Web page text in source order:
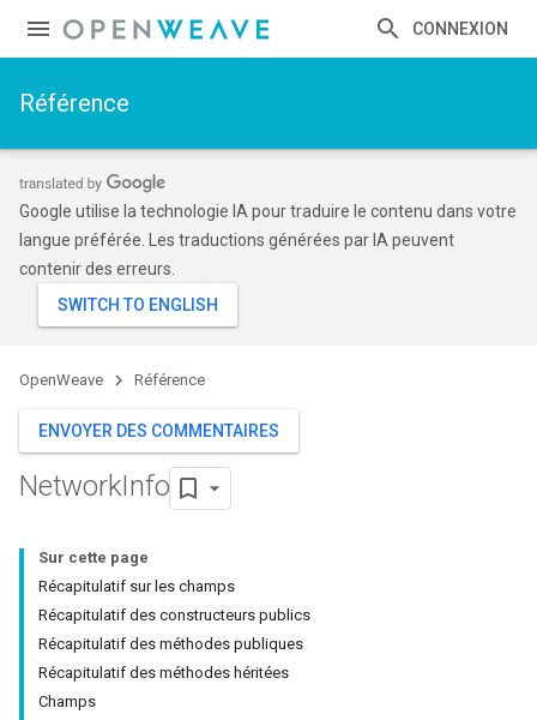
CONNEXION
Référence
Google utilise la technologie IA pour traduire le contenu dans votre
langue préférée. Les traductions générées par IA peuvent
contenir des erreurs.
OpenWeave Référence
ENVOYER DES COMMENTAIRES
NetworkInfo
Sur cette page
Récapitulatif sur les champs
Récapitulatif des constructeurs publics
Récapitulatif des méthodes publiques
Récapitulatif des méthodes héritées
Champs